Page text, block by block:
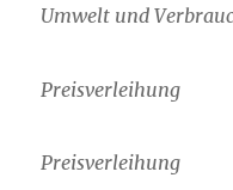
Umwelt und
Preisverleihung
Preisverleihung